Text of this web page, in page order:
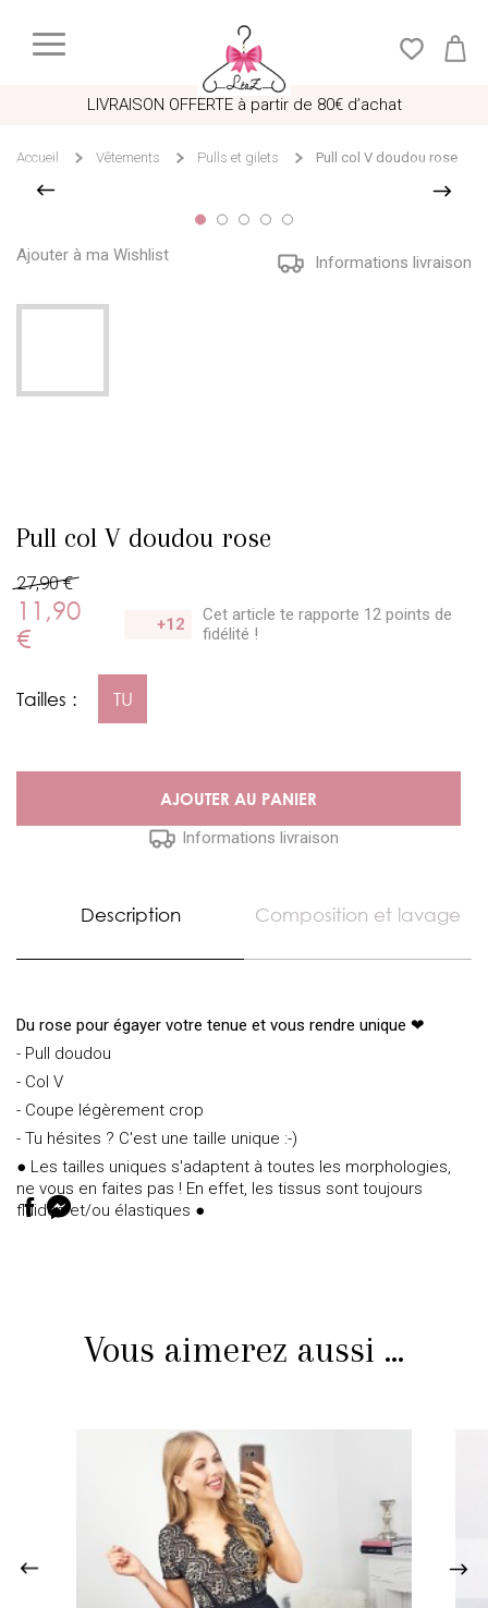
LIVRAISON OFFERTE à partir de 80€ d’achat
Accueil Vêtements Pulls et gilets Pull col V doudou rose
Ajouter à ma Wishlist Informations livraison
Pull col V doudou rose
27,90 €
11,90
€
+12 Cet article te rapporte 12 points de
fidélité !
Tailles : TU
AJOUTER AU PANIER
Informations livraison
Description Composition et lavage
Du rose pour égayer votre tenue et vous rendre unique ❤
- Pull doudou
- Col V
- Coupe légèrement crop
- Tu hésites ? C'est une taille unique :-)
● Les tailles uniques s'adaptent à toutes les morphologies,
ne vous en faites pas ! En effet, les tissus sont toujours
fluides et/ou élastiques ●
Vous aimerez aussi ...